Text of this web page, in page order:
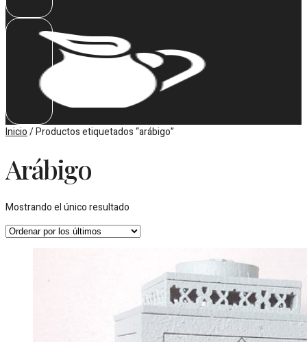
Inicio/ Productos etiquetados “arábigo”
Arábigo
Mostrando el único resultado